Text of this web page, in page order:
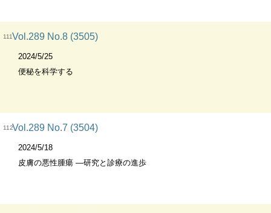
111Vol.289 No.8 (3505)
2024/5/25
便秘を科学する
112Vol.289 No.7 (3504)
2024/5/18
皮膚の悪性腫瘍 ―研究と診療の進歩